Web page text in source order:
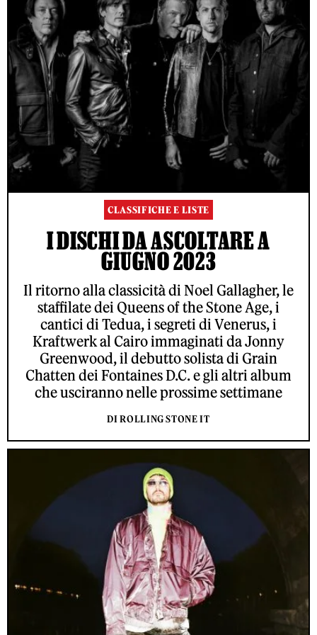
CLASSIFICHE E LISTE
I DISCHI DA ASCOLTARE A
GIUGNO 2023
Il ritorno alla classicità di Noel Gallagher, le
staffilate dei Queens of the Stone Age, i
cantici di Tedua, i segreti di Venerus, i
Kraftwerk al Cairo immaginati da Jonny
Greenwood, il debutto solista di Grain
Chatten dei Fontaines D.C. e gli altri album
che usciranno nelle prossime settimane
DI ROLLING STONE IT